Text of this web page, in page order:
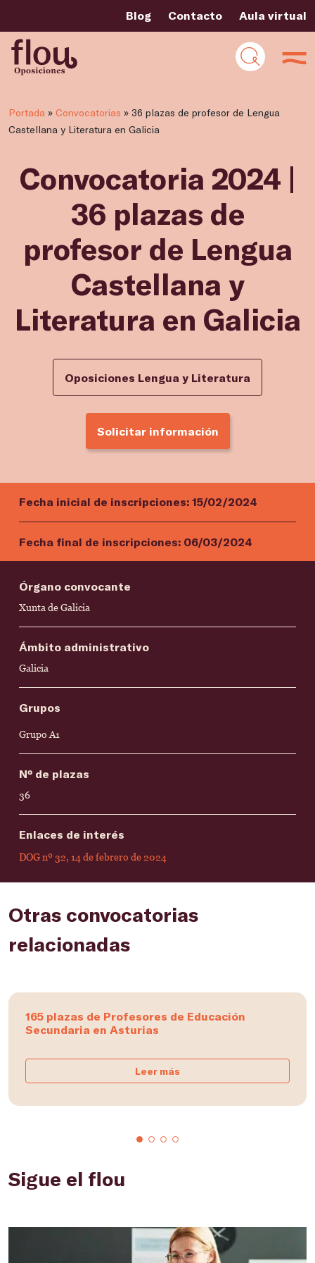
Blog Contacto Aula virtual
Portada » Convocatorias » 36 plazas de profesor de Lengua
Castellana y Literatura en Galicia
Convocatoria 2024 |
36 plazas de
profesor de Lengua
Castellana y
Literatura en Galicia
Oposiciones Lengua y Literatura
Solicitar información
Fecha inicial de inscripciones: 15/02/2024
Fecha final de inscripciones: 06/03/2024
Órgano convocante
Xunta de Galicia
Ámbito administrativo
Galicia
Grupos
Grupo A1
Nº de plazas
36
Enlaces de interés
DOG nº 32, 14 de febrero de 2024
Otras convocatorias
relacionadas
165 plazas de Profesores de Educación
Secundaria en Asturias
Leer más
Sigue el flou